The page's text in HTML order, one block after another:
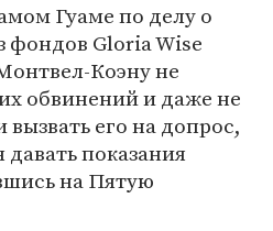
Гуаме по делу о
фондов Gloria Wise
Коэну не
обвинений и даже не
его на допрос,
давать показания
на Пятую